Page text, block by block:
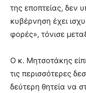
της εποπτείας, δεν
κυβέρνηση έχει
φορές», τόνισε
Ο κ. Μητσοτάκης
τις περισσότερες
δεύτερη θητεία να